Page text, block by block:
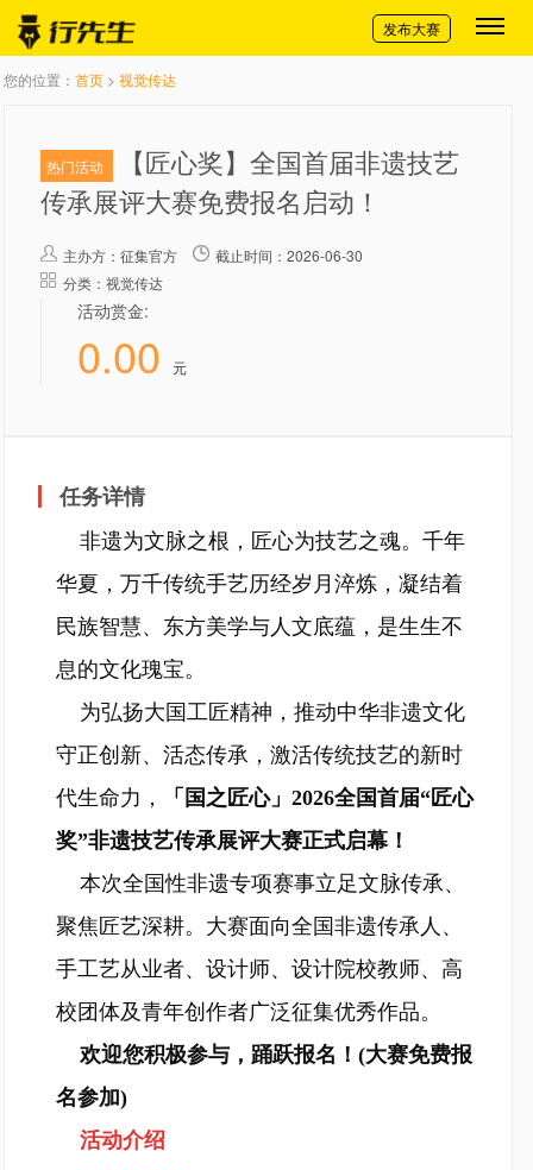
切换导航
发布大赛
您的位置： 首页 > 视觉传达
热门活动
【匠心奖】全国首届非遗技艺
传承展评大赛免费报名启动！
主办方： 征集官方
截止时间：2026-06-30
分类：视觉传达
活动赏金:
0.00 元
任务详情
非遗为文脉之根，匠心为技艺之魂。千年
华夏，万千传统手艺历经岁月淬炼，凝结着
民族智慧、东方美学与人文底蕴，是生生不
息的文化瑰宝。
为弘扬大国工匠精神，推动中华非遗文化
守正创新、活态传承，激活传统技艺的新时
代生命力，
「国之匠心」2026全国首届“匠心
奖”非遗技艺传承展评大赛正式启幕！
本次全国性非遗专项赛事立足文脉传承、
聚焦匠艺深耕。大赛面向全国非遗传承人、
手工艺从业者、设计师、设计院校教师、高
校团体及青年创作者广泛征集优秀作品。
欢迎您积极参与，踊跃报名！(大赛免费报
名参加)
活动介绍